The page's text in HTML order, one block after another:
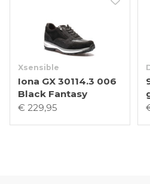
Xsensible
Iona GX 30114.3 006
Black Fantasy
€ 229,95